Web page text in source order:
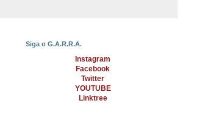
Siga o G.A.R.R.A.
Instagram
Facebook
Twitter
YOUTUBE
Linktree